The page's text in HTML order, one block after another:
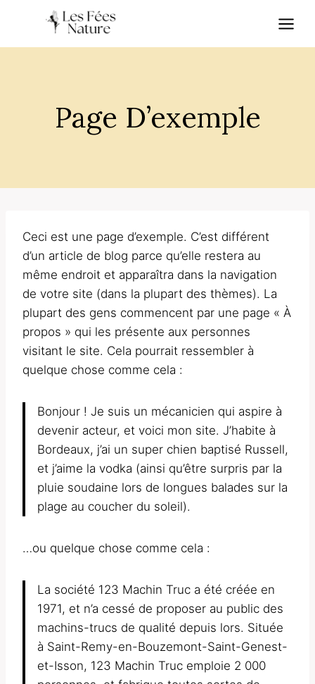
content
Page D’exemple
Ceci est une page d’exemple. C’est différent
d’un article de blog parce qu’elle restera au
même endroit et apparaîtra dans la navigation
de votre site (dans la plupart des thèmes). La
plupart des gens commencent par une page « À
propos » qui les présente aux personnes
visitant le site. Cela pourrait ressembler à
quelque chose comme cela :
Bonjour ! Je suis un mécanicien qui aspire à
devenir acteur, et voici mon site. J’habite à
Bordeaux, j’ai un super chien baptisé Russell,
et j’aime la vodka (ainsi qu’être surpris par la
pluie soudaine lors de longues balades sur la
plage au coucher du soleil).
…ou quelque chose comme cela :
La société 123 Machin Truc a été créée en
1971, et n’a cessé de proposer au public des
machins-trucs de qualité depuis lors. Située
à Saint-Remy-en-Bouzemont-Saint-Genest-
et-Isson, 123 Machin Truc emploie 2 000